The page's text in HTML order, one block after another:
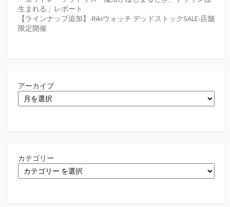
生まれる」レポート
【ラインナップ追加】-Rikiウォッチ デッドストックSALE-店舗
限定開催
アーカイブ
カテゴリー